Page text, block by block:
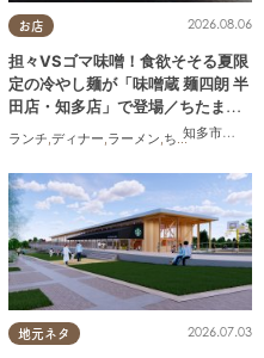
タ ,親子,夫婦,家族,カップル,おひとりさま
お店
知多市半田
2026.08.06
担々VSゴマ味噌！食欲そそる夏限
定の冷やし麺が「味噌蔵 麺四朗 半
田店・知多店」で登場／ちたまる
ランチ,ディナー,ラーメン,ちたまる広告
地元ネタ 2026.07.03